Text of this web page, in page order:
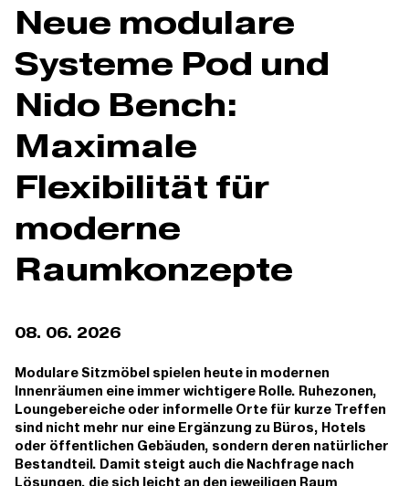
Neue modulare
Systeme Pod und
Nido Bench:
Maximale
Flexibilität für
moderne
Raumkonzepte
08. 06. 2026
Modulare Sitzmöbel spielen heute in modernen
Innenräumen eine immer wichtigere Rolle. Ruhezonen,
Loungebereiche oder informelle Orte für kurze Treffen
sind nicht mehr nur eine Ergänzung zu Büros, Hotels
oder öffentlichen Gebäuden, sondern deren natürlicher
Bestandteil. Damit steigt auch die Nachfrage nach